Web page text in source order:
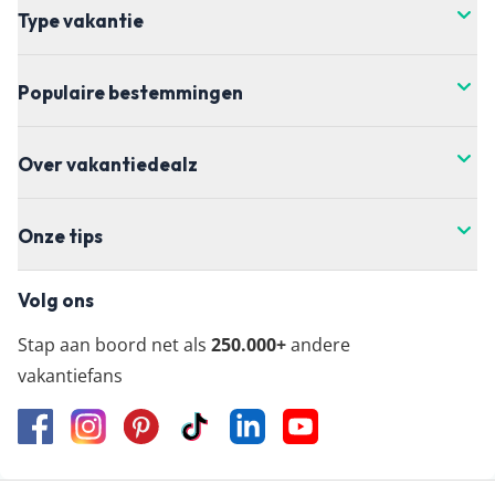
wil boeken.
Type vakantie
Populaire bestemmingen
Over vakantiedealz
Onze tips
Volg ons
Stap aan boord net als 250.000+andere
vakantiefans